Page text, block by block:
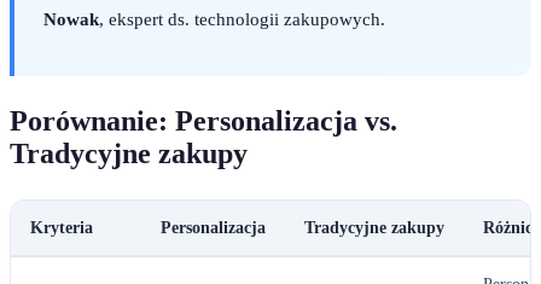
Nowak, ekspert ds. technologii zakupowych.
Porównanie: Personalizacja vs.
Tradycyjne zakupy
Kryteria Personalizacja Tradycyjne zakupy Różnica